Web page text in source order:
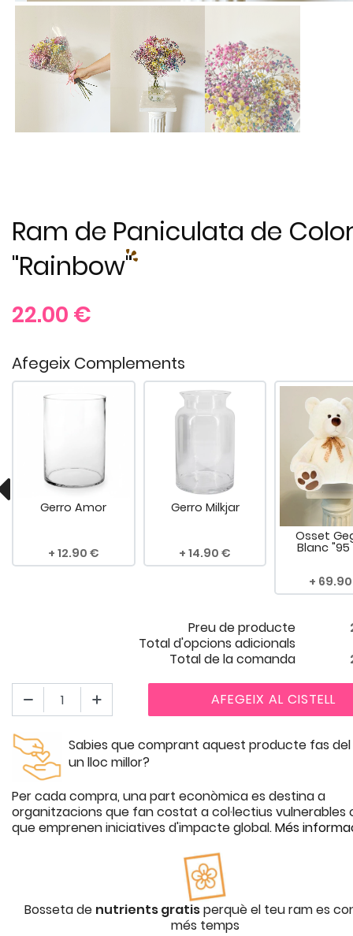
Ram de Paniculata de
"Rainbow"
22.00 €
Afegeix Complements
Gerro Amor
12.90
Gerro Milkjar
14.90
Osset
Blanc
69.90
Preu de producte
Total d'opcions adicionals
Total de la comanda
AFEGEIX AL CISTELL
Sabies que comprant aquest producte fas
un lloc millor?
Per cada compra, una part econòmica es destina a
organitzacions que fan costat a col·lectius vulnerables
que emprenen iniciatives d'impacte global.Més
Bosseta de nutrients gratisperquè el teu ram es
més temps